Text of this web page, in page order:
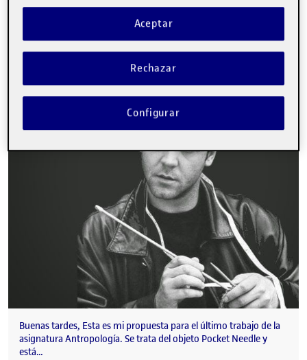
he creado una presentación para la comunidad en cuestión.
Pocket Needle…
PEC4 – Compartir del diseño. Presentación I
Carolina Gómez Alemany
Visibilidad:
Pública-Fecha de publicación
25 Ene 202325 enero, 2023 11:06 pm
-comentarioen PEC4 – Compartir del diseño.
Buenas tardes, Esta es mi propuesta para el último trabajo de la
asignatura Antropología. Se trata del objeto Pocket Needle y
está…
Rechazar
Aceptar
Configurar